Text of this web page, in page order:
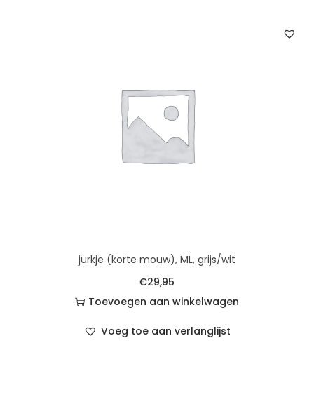
jurkje (korte mouw), ML, grijs/wit
€29,95
Toevoegen aan winkelwagen
Voeg toe aan verlanglijst